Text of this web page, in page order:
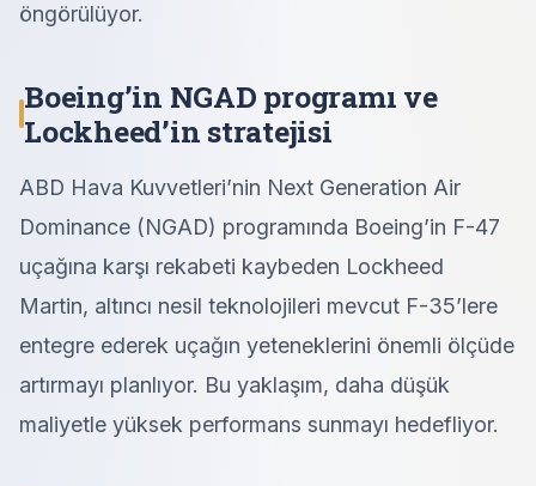
öngörülüyor.
Boeing’in NGAD programı ve
Lockheed’in stratejisi
ABD Hava Kuvvetleri’nin Next Generation Air
Dominance (NGAD) programında Boeing’in F-47
uçağına karşı rekabeti kaybeden Lockheed
Martin, altıncı nesil teknolojileri mevcut F-35’lere
entegre ederek uçağın yeteneklerini önemli ölçüde
artırmayı planlıyor. Bu yaklaşım, daha düşük
maliyetle yüksek performans sunmayı hedefliyor.